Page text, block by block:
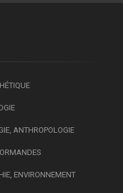
ANTHROPOLOGIE
ENVIRONNEMENT